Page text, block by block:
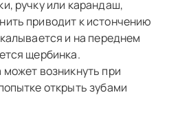
ручку или карандаш,
приводит к истончению
и на переднем
щербинка.
возникнуть при
открыть зубами